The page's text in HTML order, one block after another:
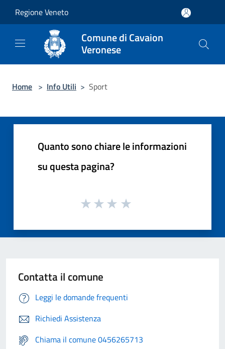
Regione Veneto
Comune di Cavaion
Veronese
Home > Info Utili > Sport
Quanto sono chiare le informazioni
su questa pagina?
Contatta il comune
Leggi le domande frequenti
Richiedi Assistenza
Chiama il comune 0456265713